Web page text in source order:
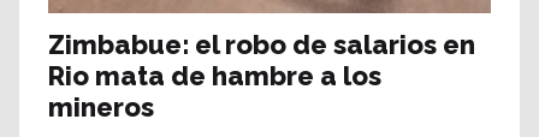
Zimbabue: el robo de salarios en
Rio mata de hambre a los
mineros